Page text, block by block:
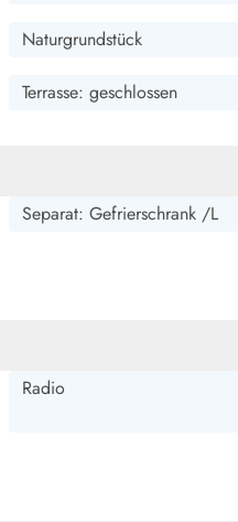
Naturgrundstück
Terrasse: geschlossen
Separat: Gefrierschrank /L
Radio